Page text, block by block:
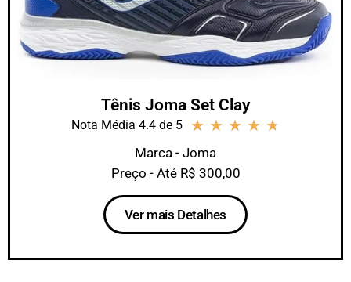
Tênis Joma Set Clay
Nota Média 4.4 de 5 ★ ★ ★ ★ ★
Marca - Joma
Preço - Até R$ 300,00
Ver mais Detalhes